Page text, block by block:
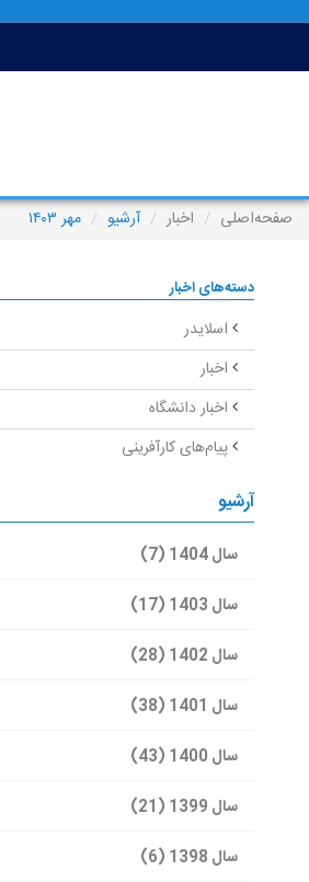
صفحه‌اصلی اخبار آرشیو مهر ۱۴۰۳
دسته‌های اخبار
اسلایدر
اخبار
اخبار دانشگاه
پیام‌های کارآفرینی
آرشیو
سال 1404 (7)
سال 1403 (17)
سال 1402 (28)
سال 1401 (38)
سال 1400 (43)
سال 1399 (21)
سال 1398 (6)